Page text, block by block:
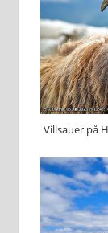
Villsauer på